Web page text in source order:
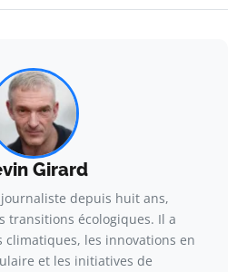
Girard
depuis huit ans,
transitions écologiques. Il a
les innovations en
et les initiatives de